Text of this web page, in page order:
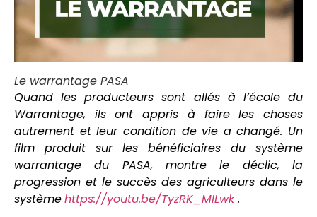
Le warrantage PASA
Quand les producteurs sont allés à l’école du
Warrantage, ils ont appris à faire les choses
autrement et leur condition de vie a changé. Un
film produit sur les bénéficiaires du système
warrantage du PASA, montre le déclic, la
progression et le succès des agriculteurs dans le
systèmehttps://youtu.be/TyzRK_MILwk.